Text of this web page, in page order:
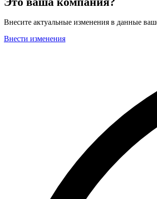
Внесите актуальные изменения в данные
Внести изменения